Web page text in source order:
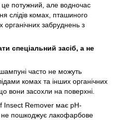
потужний, але водночас
слідів комах, пташиного
органічних забруднень з
спеціальний засіб, а не
часто не можуть
комах та інших органічних
вони засохли на поверхні.
Insect Remover має pH-
пошкоджує лакофарбове